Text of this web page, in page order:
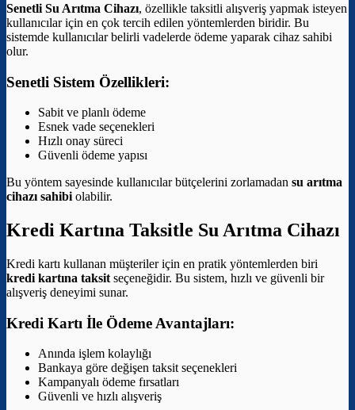
Senetli Su Arıtma Cihazı, özellikle taksitli alışveriş yapmak isteyen
kullanıcılar için en çok tercih edilen yöntemlerden biridir. Bu
sistemde kullanıcılar belirli vadelerde ödeme yaparak cihaz sahibi
olur.
Senetli Sistem Özellikleri:
Sabit ve planlı ödeme
Esnek vade seçenekleri
Hızlı onay süreci
Güvenli ödeme yapısı
Bu yöntem sayesinde kullanıcılar bütçelerini zorlamadan su arıtma
cihazı sahibi olabilir.
Kredi Kartına Taksitle Su Arıtma Cihazı
Kredi kartı kullanan müşteriler için en pratik yöntemlerden biri
kredi kartına taksit seçeneğidir. Bu sistem, hızlı ve güvenli bir
alışveriş deneyimi sunar.
Kredi Kartı İle Ödeme Avantajları:
Anında işlem kolaylığı
Bankaya göre değişen taksit seçenekleri
Kampanyalı ödeme fırsatları
Güvenli ve hızlı alışveriş